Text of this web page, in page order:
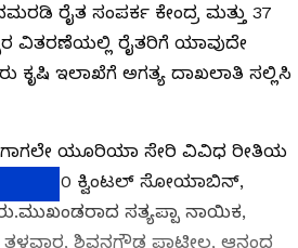
ರೈತ ಸಂಪರ್ಕ ಕೇಂದ್ರ ಮತ್ತು 37
ವಿತರಣೆಯಲ್ಲಿ ರೈತರಿಗೆ ಯಾವುದೇ
ಕೃಷಿ ಇಲಾಖೆಗೆ ಅಗತ್ಯ ದಾಖಲಾತಿ ಸಲ್ಲಿಸಿ
ಯೂರಿಯಾ ಸೇರಿ ವಿವಿಧ ರೀತಿಯ
7500 ಕ್ವಿಂಟಲ್ ಸೋಯಾಬಿನ್,
ಸತ್ಯಪ್ಪಾ ನಾಯಿಕ,
ತಳವಾರ, ಶಿವನಗೌಡ ಪಾಟೀಲ, ಆನಂದ